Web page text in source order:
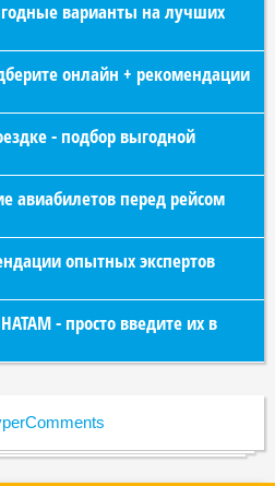
варианты на лучших
онлайн + рекомендации
- подбор выгодной
авиабилетов перед рейсом
опытных экспертов
- просто введите их в